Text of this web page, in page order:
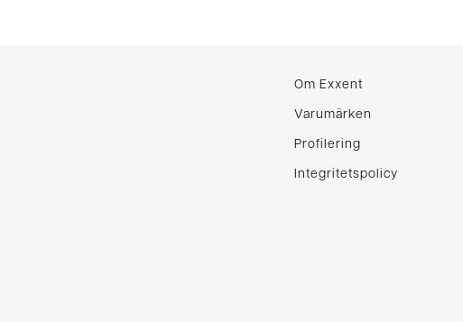
Om Exxent
Varumärken
Profilering
Integritetspolicy